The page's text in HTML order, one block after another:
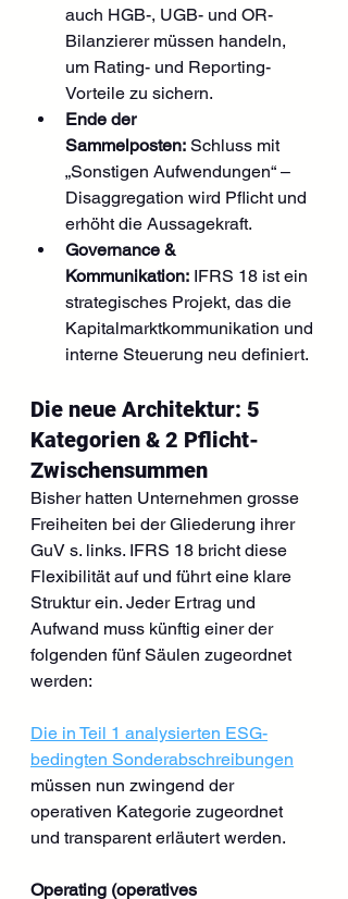
auch HGB-, UGB- und OR-
Bilanzierer müssen handeln,
um Rating- und Reporting-
Vorteile zu sichern.
Ende der
Sammelposten: Schluss mit
„Sonstigen Aufwendungen“ –
Disaggregation wird Pflicht und
erhöht die Aussagekraft.
Governance &
Kommunikation: IFRS 18 ist ein
strategisches Projekt, das die
Kapitalmarktkommunikation und
interne Steuerung neu definiert.
Die neue Architektur: 5
Kategorien & 2 Pflicht-
Zwischensummen
Bisher hatten Unternehmen grosse
Freiheiten bei der Gliederung ihrer
GuV s. links. IFRS 18 bricht diese
Flexibilität auf und führt eine klare
Struktur ein. Jeder Ertrag und
Aufwand muss künftig einer der
folgenden fünf Säulen zugeordnet
werden:
Die in Teil 1 analysierten ESG-
bedingten Sonderabschreibungen
müssen nun zwingend der
operativen Kategorie zugeordnet
und transparent erläutert werden.
Operating (operatives